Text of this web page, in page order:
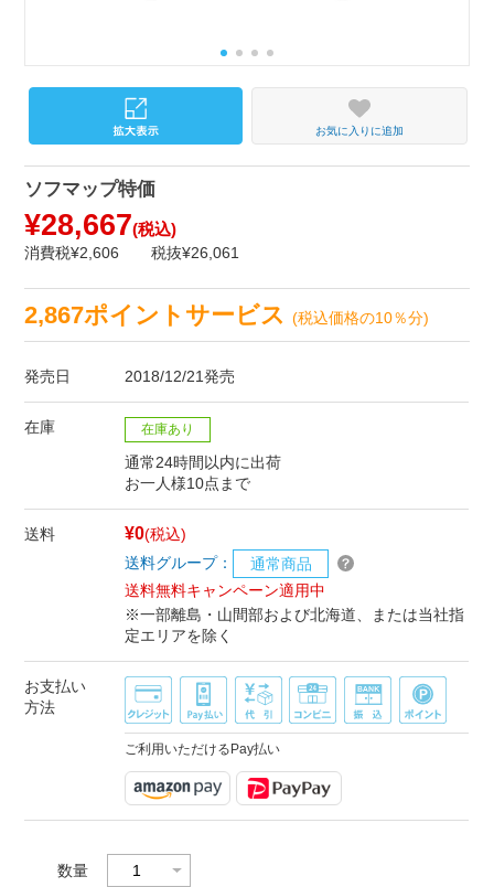
お気に入りに追加
ソフマップ特価
¥28,667(税込)
消費税¥2,606 税抜¥26,061
2,867ポイントサービス(税込価格の10％分)
発売日 2018/12/21発売
在庫 在庫あり
通常24時間以内に出荷
お一人様10点まで
送料 ¥0(税込)
送料グループ：
通常商品
送料無料キャンペーン適用中
※一部離島・山間部および北海道、または当社指
定エリアを除く
お支払い
方法
ご利用いただけるPay払い
数量